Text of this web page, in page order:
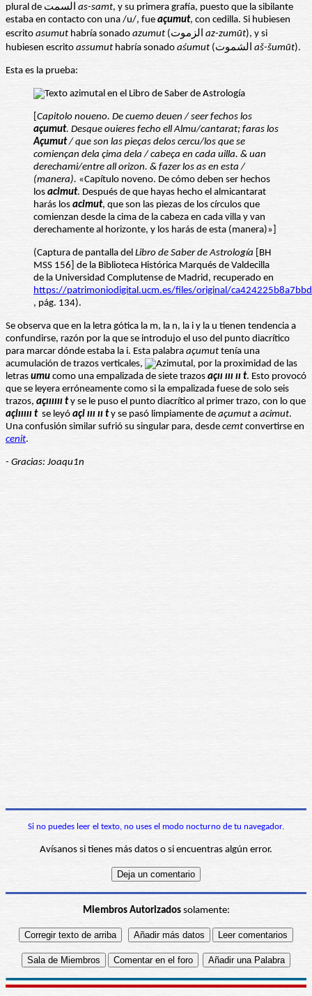
as-samt, y su primera grafía, puesto que la sibilante
estaba en contacto con una /u/, fue açumut, con cedilla. Si hubiesen
escrito asumut habría sonado azumut az-zumūt), y si
hubiesen escrito assumut habría sonado aśumut aš-šumūt).
Esta es la prueba:
Capitolo noueno. De cuemo deuen / seer fechos los
açumut. Desque ouieres fecho ell Almu/cantarat; faras los
Açumut/ que son las pieças delos cercu/los que se
comiençan dela çima dela / cabeça en cada uilla. & uan
derechami/entre all orizon. & fazer los as en esta /
(manera). «Capítulo noveno. De cómo deben ser hechos
los acimut. Después de que hayas hecho el almicantarat
harás los acimut, que son las piezas de los círculos que
comienzan desde la cima de la cabeza en cada villa y van
derechamente al horizonte, y los harás de esta (manera)»]
(Captura de pantalla del Libro de Saber de Astrología [BH
MSS 156] de la Biblioteca Histórica Marqués de Valdecilla
de la Universidad Complutense de Madrid, recuperado en
https://patrimoniodigital.ucm.es/files/original/
, pág. 134).
Se observa que en la letra gótica la m, la n, la i y la u tienen tendencia a
confundirse, razón por la que se introdujo el uso del punto diacrítico
para marcar dónde estaba la i. Esta palabra açumut tenía una
acumulación de trazos verticales,
, por la proximidad de las
letras umu como una empalizada de siete trazos açıı ııı ıı t. Esto provocó
que se leyera erróneamente como si la empalizada fuese de solo seis
trazos, açıııııı ty se le puso el punto diacrítico al primer trazo, con lo que
açiııııı tse leyó açi ııı ıı ty se pasó limpiamente de açumut a acimut.
Una confusión similar sufrió su singular para, desde cemt convertirse en
cenit.
- Gracias: Joaqu1n
Si no puedes leer el texto, no uses el modo nocturno de tu navegador.
Avísanos si tienes más datos o si encuentras algún error.
Miembros Autorizadossolamente: